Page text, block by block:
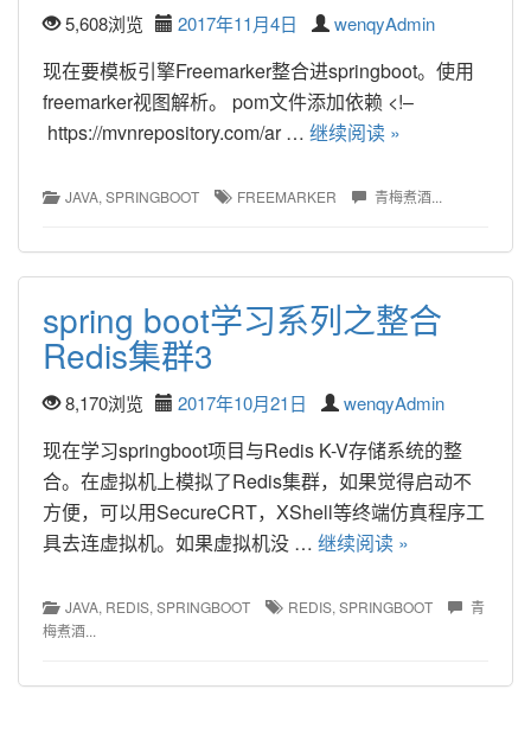
5,608浏览 2017年11月4日 wenqyAdmin
现在要模板引擎Freemarker整合进springboot。使用
freemarker视图解析。 pom文件添加依赖 <!–
https://mvnrepository.com/ar … 继续阅读 »
JAVA, SPRINGBOOT FREEMARKER 青梅煮酒...
spring boot学习系列之整合
Redis集群3
8,170浏览 2017年10月21日 wenqyAdmin
现在学习springboot项目与Redis K-V存储系统的整
合。在虚拟机上模拟了Redis集群，如果觉得启动不
方便，可以用SecureCRT，XShell等终端仿真程序工
具去连虚拟机。如果虚拟机没 … 继续阅读 »
JAVA, REDIS, SPRINGBOOT REDIS, SPRINGBOOT
青
梅煮酒...